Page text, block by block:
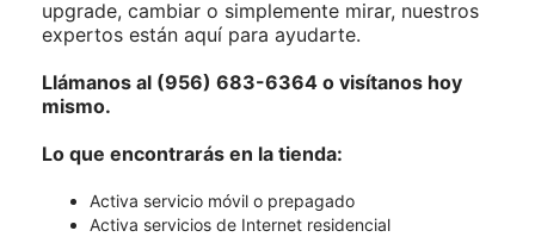
upgrade, cambiar o simplemente mirar, nuestros
expertos están aquí para ayudarte.
Llámanos al (956) 683-6364 o visítanos hoy
mismo.
Lo que encontrarás en la tienda:
Activa servicio móvil o prepagado
Activa servicios de Internet residencial